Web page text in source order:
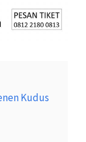
Kudus